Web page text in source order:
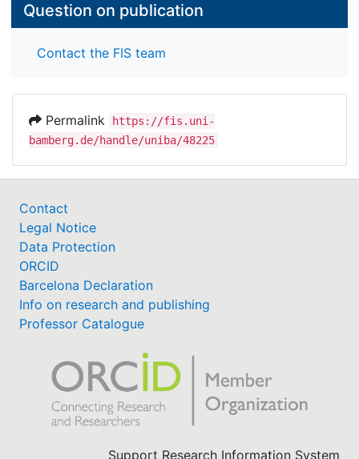
Question on publication
Contact the FIS team
Permalink
https://fis.uni-
bamberg.de/handle/uniba/48225
Contact
Legal Notice
Data Protection
ORCID
Barcelona Declaration
Info on research and publishing
Professor Catalogue
Support Research Information System